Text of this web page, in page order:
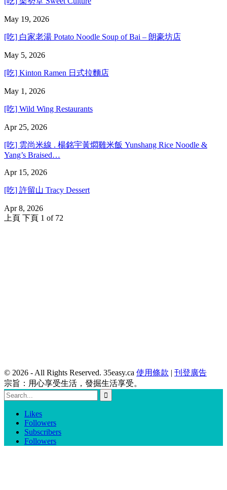
May 19, 2026
[吃] 白家老湯 Potato Noodle Soup of Bai – 朗豪坊店
May 5, 2026
[吃] Kinton Ramen 日式拉麵店
May 1, 2026
[吃] Wild Wing Restaurants
Apr 25, 2026
[吃] 雲尚米線 . 楊銘宇黃燜雞米飯 Yunshang Rice Noodle &
Yang’s Braised…
Apr 15, 2026
[吃] 許留山 Tracy Dessert
Apr 8, 2026
上頁 下頁 1 of 72
© 2026 - All Rights Reserved. 35easy.ca 使用條款 | 刊登廣告
宗旨：用心享受生活，發掘生活享受。
Likes
Followers
Subscribers
Followers